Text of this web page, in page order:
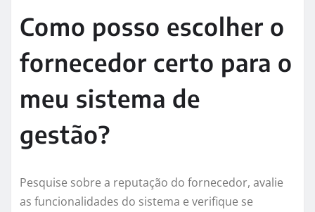
Como posso escolher o
fornecedor certo para o
meu sistema de
gestão?
Pesquise sobre a reputação do fornecedor, avalie
as funcionalidades do sistema e verifique se